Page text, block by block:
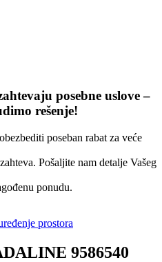
posebne uslove –
rešenje!
poseban rabat za veće
Pošaljite nam detalje Vašeg
ponudu.
prostora
9586540